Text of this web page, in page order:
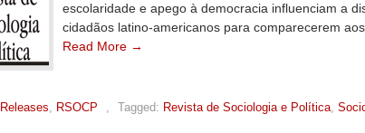
escolaridade e apego à democracia influenciam a
cidadãos latino-americanos para comparecerem
Read More →
, RSOCP , Tagged: Revista de Sociologia e Política,